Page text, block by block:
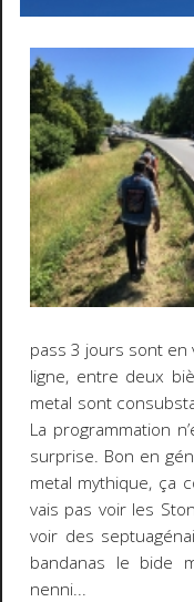
pass 3 jours sont en
ligne, entre deux
metal sont
La programmation
surprise. Bon en
metal mythique, ça
vais pas voir les
voir des
bandanas le bide
nenni...